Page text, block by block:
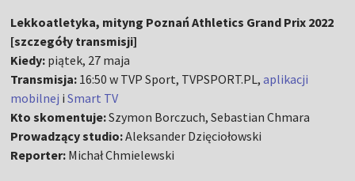
Lekkoatletyka, mityng Poznań Athletics Grand Prix 2022
[szczegóły transmisji]
Kiedy: piątek, 27 maja
Transmisja: 16:50 w TVP Sport, TVPSPORT.PL,aplikacji
mobilnej iSmart TV
Kto skomentuje:Szymon Borczuch, Sebastian Chmara
Prowadzący studio:Aleksander Dzięciołowski
Reporter: Michał Chmielewski